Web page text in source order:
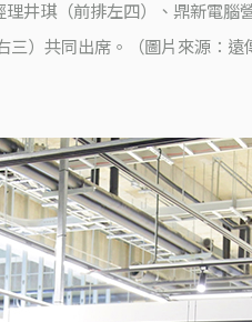
井琪（前排左四）、鼎新電
三）共同出席。（圖片來源：遠